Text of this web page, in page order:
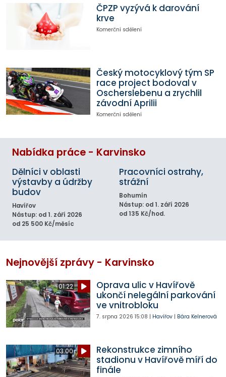
ČPZP vyzývá k darování
krve
Komerční sdělení
Český motocyklový tým SP
race project bodoval v
Oscherslebenu a zrychlil
závodní Aprilii
Komerční sdělení
Nabídka práce - Karvinsko
Dělníci v oblasti
výstavby a údržby
budov
Havířov
Nástup: od 1. září 2026
od 25 500 Kč/měsíc
Pracovníci ostrahy,
strážní
Bohumín
Nástup: od 1. září 2026
od 135 Kč/hod.
Nejnovější zprávy - Karvinsko
01:22
Oprava ulic v Havířově
ukončí nelegální parkování
ve vnitrobloku
7. srpna 2026 15:08 | Havířov| Bára Kelnerová
03:00
Rekonstrukce zimního
stadionu v Havířově míří do
finále